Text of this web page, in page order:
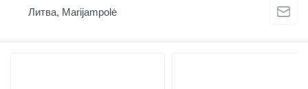
Литва, Marijampolė